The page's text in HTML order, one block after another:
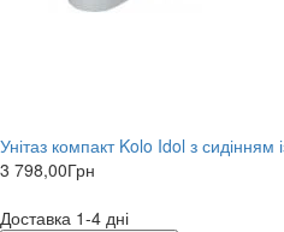
Унітаз компакт Kolo Idol з сидінням
3 798,00Грн
Доставка 1-4 дні